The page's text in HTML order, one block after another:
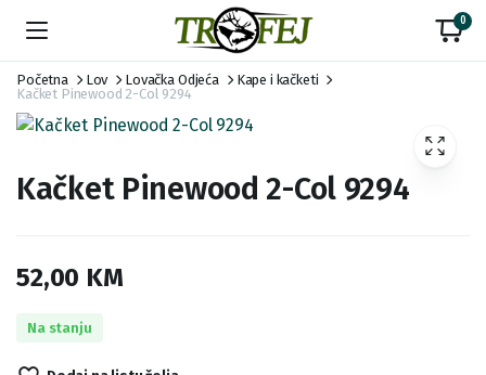
0
Početna Lov Lovačka Odjeća
Kape i kačketi
Kačket Pinewood 2-Col 9294
Kačket Pinewood 2-Col 9294
52,00 KM
Na stanju